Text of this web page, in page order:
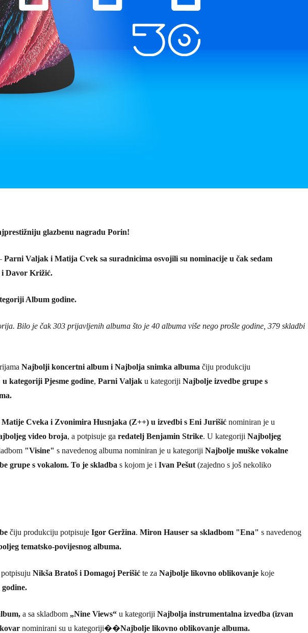
glazbenu nagradu Porin!
Parni Valjak i Matija Cvek sa suradnicima osvojili su nominacije u čak sedam
i Davor Križić.
Album godine.
Bilo je čak 303 prijavljenih albuma što je 40 albuma više nego prošle godine, 379 skladbi
Najbolji koncertni album i Najbolja snimka albuma čiju produkciju
kategoriji Pjesme godine, Parni Valjak u kategoriji Najbolje izvedbe grupe s
Cveka i Zvonimira Husnjaka (Z++) u izvedbi s Eni Jurišić nominiran je u
video broja, a potpisuje ga redatelj Benjamin Strike. U kategoriji Najboljeg
"Visine" s navedenog albuma nominiran je u kategoriji Najbolje muške vokalne
grupe s vokalom. To je skladba s kojom je i Ivan Pešut (zajedno s još nekoliko
čiju produkciju potpisuje Igor Geržina. Miron Hauser sa skladbom "Ena" s navedenog
tematsko-povijesnog albuma.
Nikša Bratoš i Domagoj Perišić te za Najbolje likovno oblikovanje koje
a sa skladbom „Nine Views“ u kategoriji Najbolja instrumentalna izvedba (izvan
nominirani su u kategoriji��Najbolje likovno oblikovanje albuma.